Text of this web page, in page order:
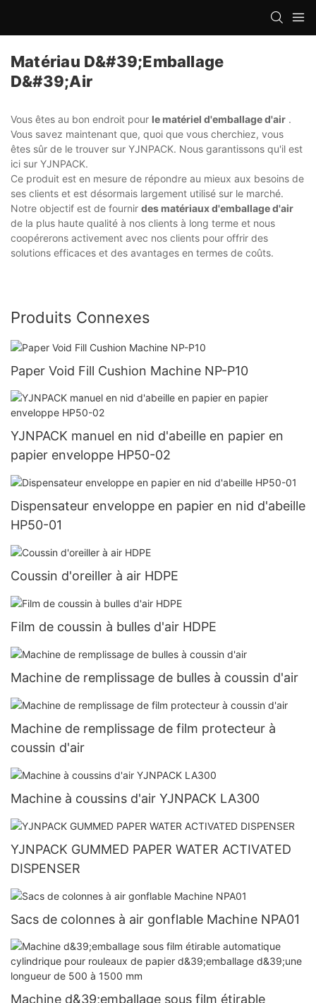
Matériau D&#39;emballage
D&#39;air
Vous êtes au bon endroit pour le matériel d'emballage d'air .
Vous savez maintenant que, quoi que vous cherchiez, vous
êtes sûr de le trouver sur YJNPACK. Nous garantissons qu'il est
ici sur YJNPACK.
Ce produit est en mesure de répondre au mieux aux besoins de
ses clients et est désormais largement utilisé sur le marché.
Notre objectif est de fournir des matériaux d'emballage d'air
de la plus haute qualité à nos clients à long terme et nous
coopérerons activement avec nos clients pour offrir des
solutions efficaces et des avantages en termes de coûts.
Produits Connexes
Paper Void Fill Cushion Machine NP-P10
YJNPACK manuel en nid d'abeille en papier en
papier enveloppe HP50-02
Dispensateur enveloppe en papier en nid d'abeille
HP50-01
Coussin d'oreiller à air HDPE
Film de coussin à bulles d'air HDPE
Machine de remplissage de bulles à coussin d'air
Machine de remplissage de film protecteur à
coussin d'air
Machine à coussins d'air YJNPACK LA300
YJNPACK GUMMED PAPER WATER ACTIVATED
DISPENSER
Sacs de colonnes à air gonflable Machine NPA01
Machine d&39;emballage sous film étirable